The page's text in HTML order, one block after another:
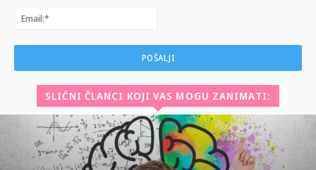
SLIČNI ČLANCI KOJI VAS MOGU ZANIMATI: